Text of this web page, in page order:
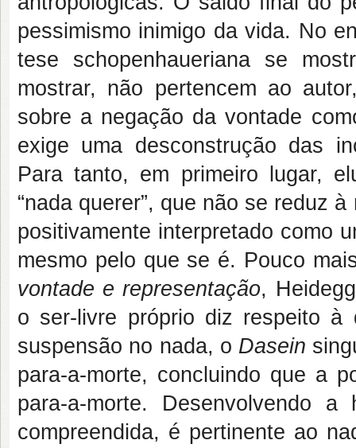
pessimismo inimigo da vida. No
tese schopenhaueriana se
mostrar, não pertencem ao
sobre a negação da vontade
exige uma desconstrução das
Para tanto, em primeiro lugar,
“nada querer”, que não se reduz
positivamente interpretado como
mesmo pelo que se é. Pouco
vontade e representação,
o ser-livre próprio diz respeito à
suspensão no nada, o Dasein
para-a-morte, concluindo que a
para-a-morte. Desenvolvendo
compreendida, é pertinente ao